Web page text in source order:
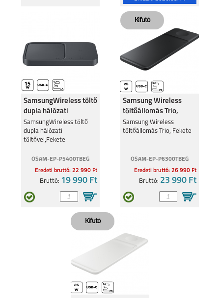
G60S
SamsungWireless töltő
dupla hálózati
töltővel,Feke
SamsungWireless töltő
dupla hálózati
töltővel,Fekete
OSAM-EP-P5400TBEG
Eredeti bruttó: 22 990 Ft
Bruttó: 19 990 Ft
Samsung Wireless
töltőállomás Trio,
Fekete
Samsung Wireless
töltőállomás Trio, Fekete
OSAM-EP-P6300TBEG
Eredeti bruttó: 26 990 Ft
Bruttó: 23 990 Ft